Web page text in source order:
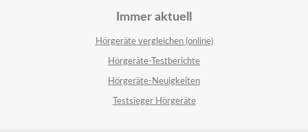
Immer aktuell
Hörgeräte vergleichen (online)
Hörgeräte-Testberichte
Hörgeräte-Neuigkeiten
Testsieger Hörgeräte